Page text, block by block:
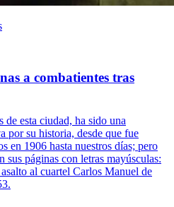
a combatientes tras
esta ciudad, ha sido una
por su historia, desde que fue
en 1906 hasta nuestros días; pero
sus páginas con letras mayúsculas:
al cuartel Carlos Manuel de